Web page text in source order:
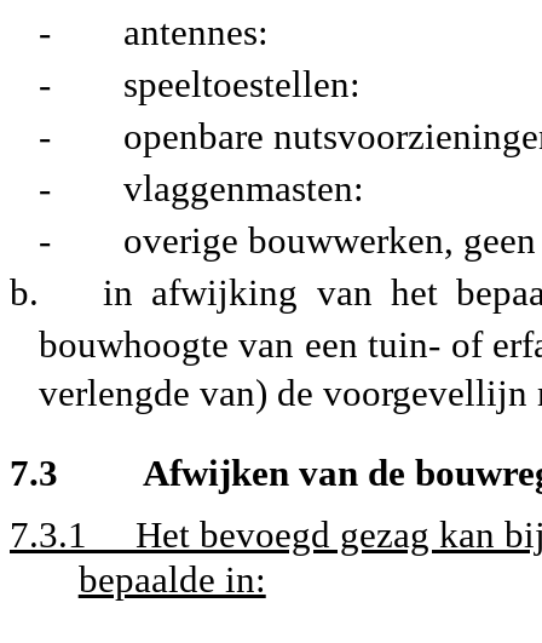
-
-
-
openbare
-
-
overige bouwwerken,
b.
in afwijking van het
bouwhoogte van een tuin- of
verlengde van) de voorgevellijn
7.3 Afwijken van de
7.3.1 Het bevoegd gezag kan
bepaalde in: